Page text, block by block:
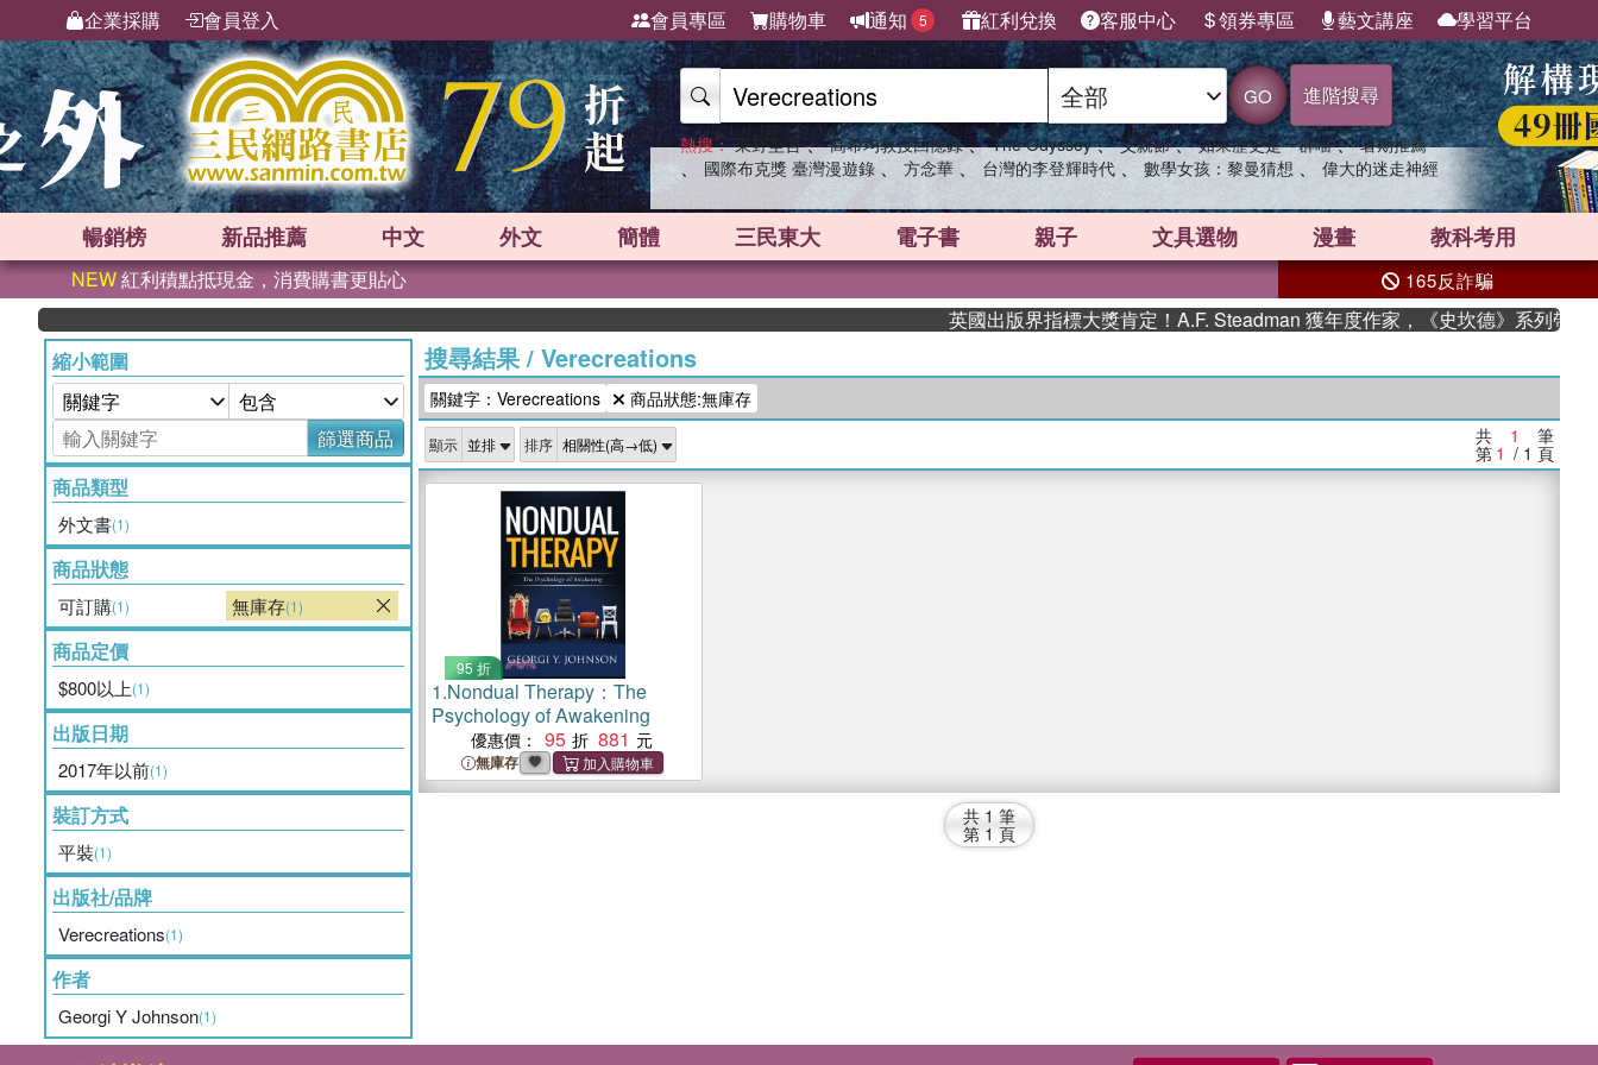
企業採購 會員登入 會員專區 購物車 通知 5 紅利兌換 客服中心 領券專區 藝文講座 學習平台
GO 進階搜尋
熱搜： 東野圭吾 、 高希均教授回憶錄 、 The Odyssey 、 父親節 、 如果歷史是一群喵 、 暑期推薦
、 國際布克獎 臺灣漫遊錄 、 方念華 、 台灣的李登輝時代 、 數學女孩：黎曼猜想 、 偉大的迷走神經
暢銷榜 新品推薦 中文 外文 簡體 三民東大 電子書 親子 文具選物 漫畫 教科考用
NEW紅利積點抵現金，消費購書更貼心 165反詐騙
英國出版界指標大獎肯定！A.F. Steadman 獲年度作家，《史坎德》系列帶你踏
縮小範圍
篩選商品
商品類型
外文書(1)
商品狀態
可訂購(1) 無庫存(1)
商品定價
$800以上(1)
出版日期
2017年以前(1)
裝訂方式
平裝(1)
出版社/品牌
Verecreations(1)
作者
Georgi Y Johnson(1)
搜尋結果/ Verecreations
關鍵字：Verecreations 商品狀態:無庫存
顯示 排序 共 1 筆
第 1 / 1 頁
95 折
1.Nondual Therapy：The
Psychology of Awakening
優惠價： 95 881
無庫存
共 1 筆
第 1 頁